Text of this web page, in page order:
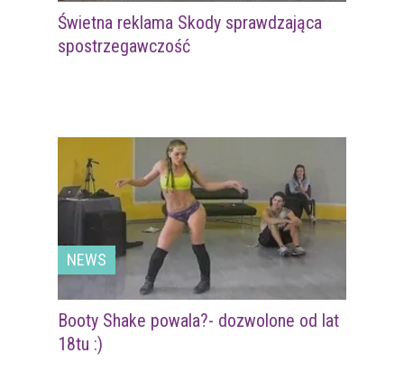
Świetna reklama Skody sprawdzająca
spostrzegawczość
NEWS
Booty Shake powala?- dozwolone od lat
18tu :)